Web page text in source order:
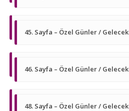
45. Sayfa – Özel Günler / Gelecek
46. Sayfa – Özel Günler / Gelecek
48. Sayfa – Özel Günler / Gelecek